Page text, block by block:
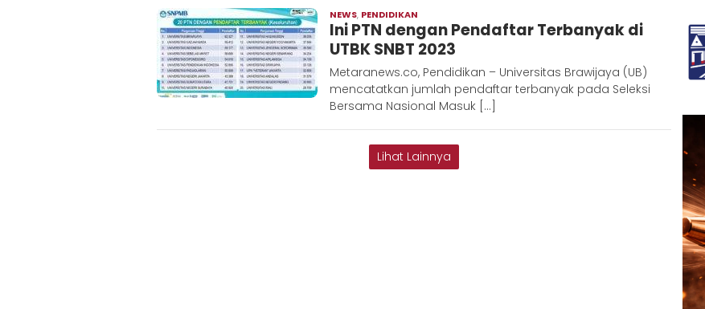
NEWS, PENDIDIKAN
Ini PTN dengan Pendaftar Terbanyak di
UTBK SNBT 2023
Metaranews.co, Pendidikan – Universitas Brawijaya (UB)
mencatatkan jumlah pendaftar terbanyak pada Seleksi
Bersama Nasional Masuk […]
Lihat Lainnya